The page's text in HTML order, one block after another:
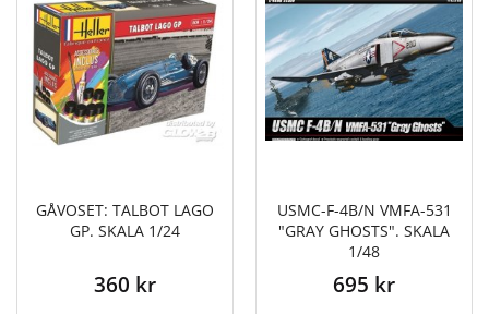
GÅVOSET: TALBOT LAGO
GP. SKALA 1/24
360 kr
USMC-F-4B/N VMFA-531
"GRAY GHOSTS". SKALA
1/48
695 kr